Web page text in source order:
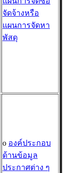
จัดจ้างหรือ
แผนการจัดหา
พัสดุ
o องค์ประกอบ
ด้านข้อมูล
ประกาศต่าง ๆ